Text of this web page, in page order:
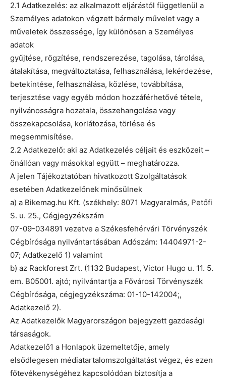
2.1 Adatkezelés: az alkalmazott eljárástól függetlenül a
Személyes adatokon végzett bármely művelet vagy a
műveletek összessége, így különösen a Személyes
adatok
gyűjtése, rögzítése, rendszerezése, tagolása, tárolása,
átalakítása, megváltoztatása, felhasználása, lekérdezése,
betekintése, felhasználása, közlése, továbbítása,
terjesztése vagy egyéb módon hozzáférhetővé tétele,
nyilvánosságra hozatala, összehangolása vagy
összekapcsolása, korlátozása, törlése és
megsemmisítése.
2.2 Adatkezelő: aki az Adatkezelés céljait és eszközeit –
önállóan vagy másokkal együtt – meghatározza.
A jelen Tájékoztatóban hivatkozott Szolgáltatások
esetében Adatkezelőnek minősülnek
a) a Bikemag.hu Kft. (székhely: 8071 Magyaralmás, Petőfi
S. u. 25., Cégjegyzékszám
07-09-034891 vezetve a Székesfehérvári Törvényszék
Cégbírósága nyilvántartásában Adószám: 14404971-2-
07; Adatkezelő 1) valamint
b) az Rackforest Zrt. (1132 Budapest, Victor Hugo u. 11. 5.
em. B05001. ajtó; nyilvántartja a Fővárosi Törvényszék
Cégbírósága, cégjegyzékszáma: 01-10-142004;,
Adatkezelő 2).
Az Adatkezelők Magyarországon bejegyzett gazdasági
társaságok.
Adatkezelő1 a Honlapok üzemeltetője, amely
elsődlegesen médiatartalomszolgáltatást végez, és ezen
főtevékenységéhez kapcsolódóan biztosítja a